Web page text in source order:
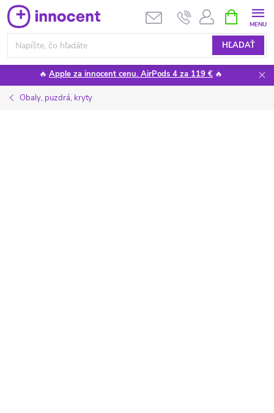
Prejsť
na
obsah
HĽADAŤ
KOŠÍK
🔥 Apple za innocent cenu. AirPods 4 za 119 € 🔥
Obaly, puzdrá, kryty